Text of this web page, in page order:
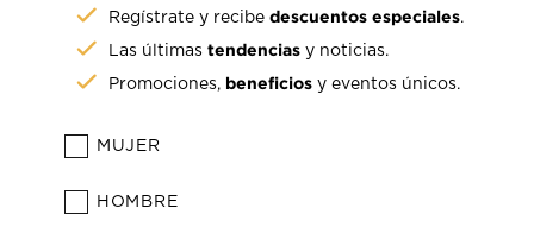
Regístrate y recibedescuentos especiales.
Las últimastendencias y noticias.
Promociones, beneficios y eventos únicos.
MUJER
HOMBRE